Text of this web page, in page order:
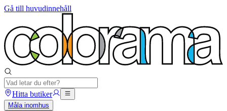
Gå till huvudinnehåll
Hitta butiker
Måla inomhus